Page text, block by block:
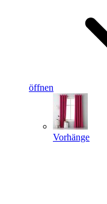
öffnen
Vorhänge